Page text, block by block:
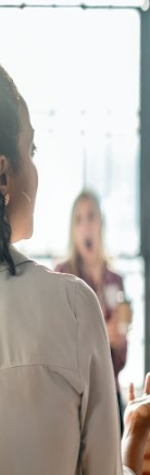
Treinta y
05 AGO 2026
TMAZ
05 AGO 2026
EE.UU.
05 AGO 2026